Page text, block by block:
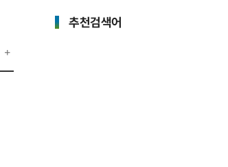
추천검색어